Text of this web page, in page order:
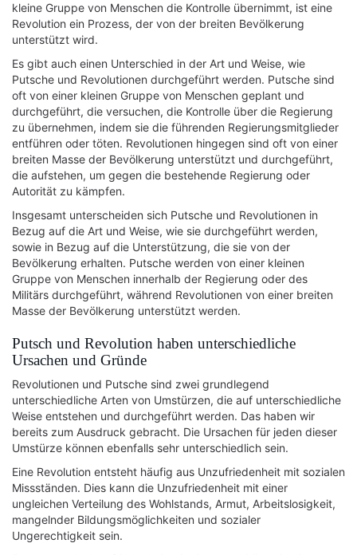
kleine Gruppe von Menschen die Kontrolle übernimmt, ist eine
Revolution ein Prozess, der von der breiten Bevölkerung
unterstützt wird.
Es gibt auch einen Unterschied in der Art und Weise, wie
Putsche und Revolutionen durchgeführt werden. Putsche sind
oft von einer kleinen Gruppe von Menschen geplant und
durchgeführt, die versuchen, die Kontrolle über die Regierung
zu übernehmen, indem sie die führenden Regierungsmitglieder
entführen oder töten. Revolutionen hingegen sind oft von einer
breiten Masse der Bevölkerung unterstützt und durchgeführt,
die aufstehen, um gegen die bestehende Regierung oder
Autorität zu kämpfen.
Insgesamt unterscheiden sich Putsche und Revolutionen in
Bezug auf die Art und Weise, wie sie durchgeführt werden,
sowie in Bezug auf die Unterstützung, die sie von der
Bevölkerung erhalten. Putsche werden von einer kleinen
Gruppe von Menschen innerhalb der Regierung oder des
Militärs durchgeführt, während Revolutionen von einer breiten
Masse der Bevölkerung unterstützt werden.
Putsch und Revolution haben unterschiedliche
Ursachen und Gründe
Revolutionen und Putsche sind zwei grundlegend
unterschiedliche Arten von Umstürzen, die auf unterschiedliche
Weise entstehen und durchgeführt werden. Das haben wir
bereits zum Ausdruck gebracht. Die Ursachen für jeden dieser
Umstürze können ebenfalls sehr unterschiedlich sein.
Eine Revolution entsteht häufig aus Unzufriedenheit mit sozialen
Missständen. Dies kann die Unzufriedenheit mit einer
ungleichen Verteilung des Wohlstands, Armut, Arbeitslosigkeit,
mangelnder Bildungsmöglichkeiten und sozialer
Ungerechtigkeit sein.